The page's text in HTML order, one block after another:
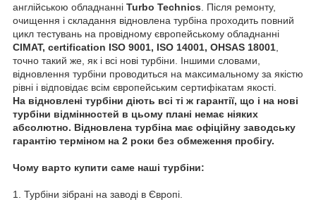
англійською обладнанні Turbo Technics . Після ремонту,
очищення і складання відновлена турбіна проходить повний
цикл тестувань на провідному європейському обладнанні
CIMAT, certification ISO 9001, ISO 14001, OHSAS 18001
точно такий же, як і всі нові турбіни. Іншими словами,
відновлення турбіни проводиться на максимальному за якістю
рівні і відповідає всім європейським сертифікатам якості.
На відновлені турбіни діють всі ті ж гарантії, що і на нові
турбіни відмінностей в цьому плані немає ніяких
абсолютно. Відновлена турбіна має офіційну заводську
гарантію терміном на 2 роки без обмеження пробігу.
Чому варто купити саме наші турбіни:
1. Турбіни зібрані на заводі в Європі.